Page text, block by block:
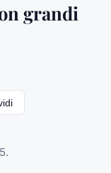
grandi